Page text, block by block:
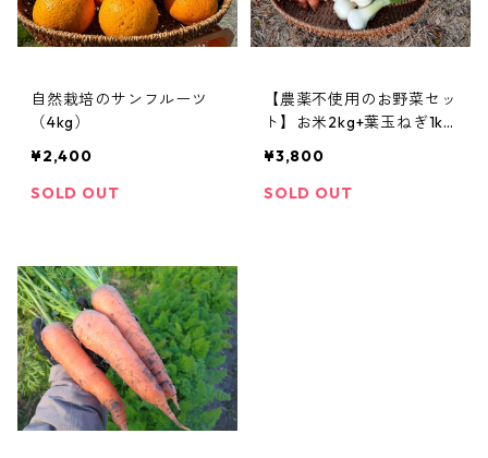
自然栽培のサンフルーツ
（4kg）
¥2,400
SOLD OUT
【農薬不使用のお野菜セッ
ト】お米2kg+葉玉ねぎ1kg
¥3,800
SOLD OUT